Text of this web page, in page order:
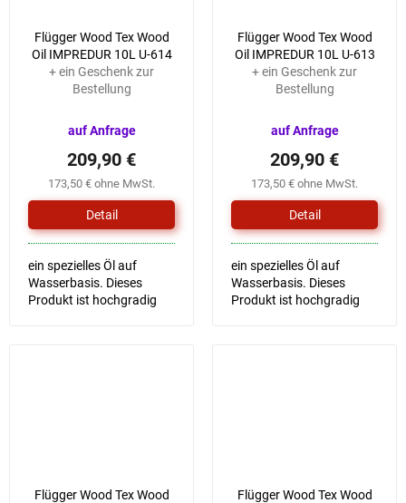
Flügger Wood Tex Wood
Oil IMPREDUR 10L U-614
+ ein Geschenk zur
Bestellung
auf Anfrage
173,50 € ohne MwSt.
209,90 €
Detail
ein spezielles Öl auf
Wasserbasis. Dieses
Produkt ist hochgradig
Flügger Wood Tex Wood
Oil IMPREDUR 10L U-613
+ ein Geschenk zur
Bestellung
auf Anfrage
173,50 € ohne MwSt.
209,90 €
Detail
ein spezielles Öl auf
Wasserbasis. Dieses
Produkt ist hochgradig
Flügger Wood Tex Wood
Flügger Wood Tex Wood